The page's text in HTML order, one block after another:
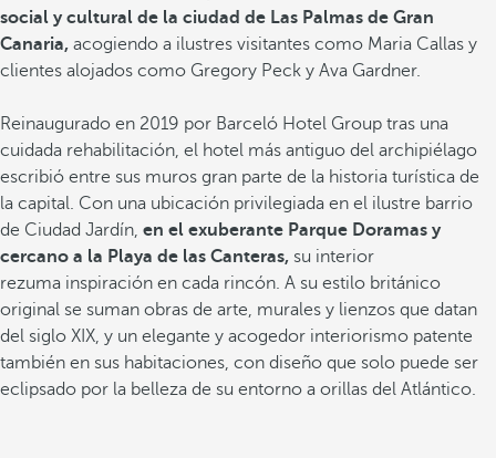
social y cultural de la ciudad de Las Palmas de Gran
Canaria, acogiendo a ilustres visitantes como Maria Callas y
clientes alojados como Gregory Peck y Ava Gardner.
Reinaugurado en 2019 por Barceló Hotel Group tras una
cuidada rehabilitación, el hotel más antiguo del archipiélago
escribió entre sus muros gran parte de la historia turística de
la capital. Con una ubicación privilegiada en el ilustre barrio
de Ciudad Jardín, en el exuberante Parque Doramas y
cercano a la Playa de las Canteras, su interior
rezuma inspiración en cada rincón. A su estilo británico
original se suman obras de arte, murales y lienzos que datan
del siglo XIX, y un elegante y acogedor interiorismo patente
también en sus habitaciones, con diseño que solo puede ser
eclipsado por la belleza de su entorno a orillas del Atlántico.